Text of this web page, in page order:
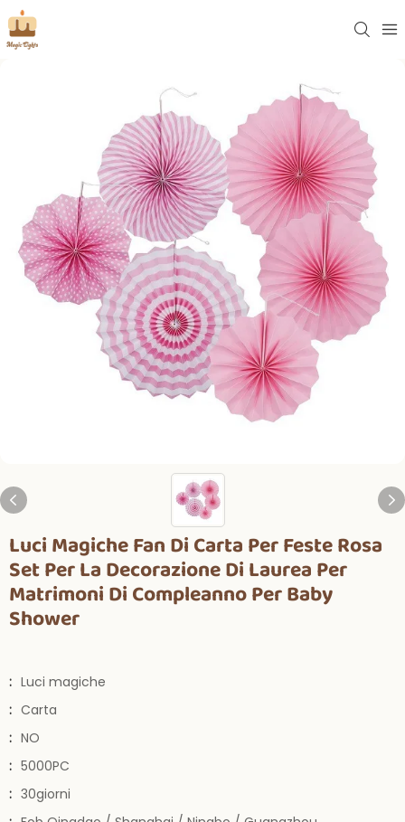
Luci Magiche Fan Di Carta Per Feste Rosa
Set Per La Decorazione Di Laurea Per
Matrimoni Di Compleanno Per Baby
Shower
: Luci magiche
: Carta
: NO
: 5000PC
: 30giorni